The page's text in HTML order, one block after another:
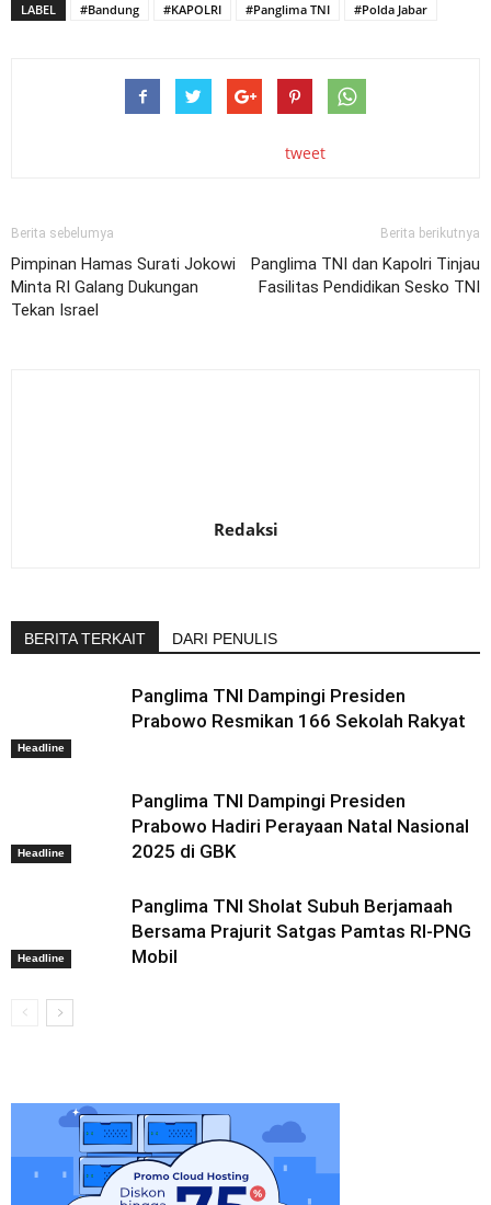
LABEL #Bandung #KAPOLRI #Panglima TNI #Polda Jabar
tweet
Berita sebelumya
Pimpinan Hamas Surati Jokowi
Minta RI Galang Dukungan
Tekan Israel
Berita berikutnya
Panglima TNI dan Kapolri Tinjau
Fasilitas Pendidikan Sesko TNI
Redaksi
BERITA TERKAIT DARI PENULIS
Headline
Panglima TNI Dampingi Presiden
Prabowo Resmikan 166 Sekolah Rakyat
Headline
Panglima TNI Dampingi Presiden
Prabowo Hadiri Perayaan Natal Nasional
2025 di GBK
Headline
Panglima TNI Sholat Subuh Berjamaah
Bersama Prajurit Satgas Pamtas RI-PNG
Mobil